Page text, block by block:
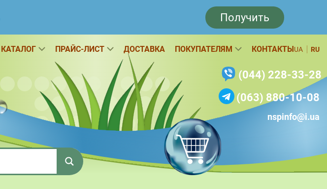
КАТАЛОГ ПРАЙС-ЛИСТ ДОСТАВКА ПОКУПАТЕЛЯМ КОНТАКТЫUA RU
(044) 228-33-28
(063) 880-10-08
nspinfo@i.ua
Получить